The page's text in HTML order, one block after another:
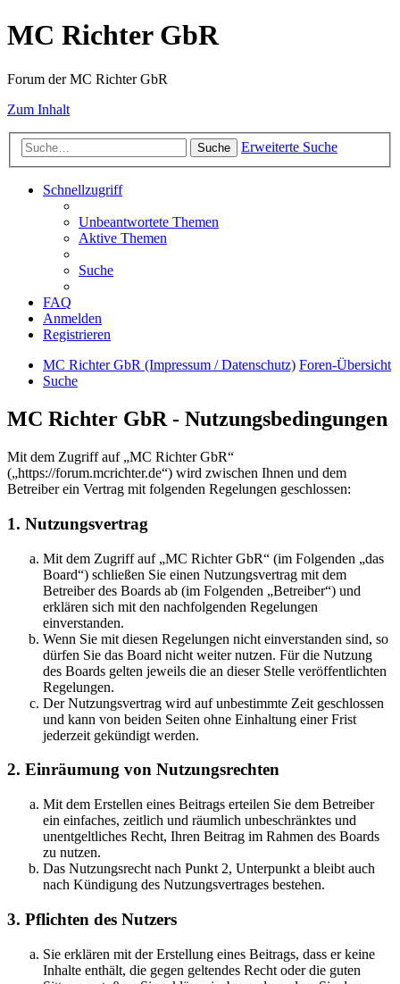
MC Richter GbR
Forum der MC Richter GbR
Zum Inhalt
Suche Erweiterte Suche
Schnellzugriff
Unbeantwortete Themen
Aktive Themen
Suche
FAQ
Anmelden
Registrieren
MC Richter GbR (Impressum / Datenschutz) Foren-Übersicht
Suche
MC Richter GbR - Nutzungsbedingungen
Mit dem Zugriff auf „MC Richter GbR“
(„https://forum.mcrichter.de“) wird zwischen Ihnen und dem
Betreiber ein Vertrag mit folgenden Regelungen geschlossen:
1. Nutzungsvertrag
Mit dem Zugriff auf „MC Richter GbR“ (im Folgenden „das
Board“) schließen Sie einen Nutzungsvertrag mit dem
Betreiber des Boards ab (im Folgenden „Betreiber“) und
erklären sich mit den nachfolgenden Regelungen
einverstanden.
Wenn Sie mit diesen Regelungen nicht einverstanden sind, so
dürfen Sie das Board nicht weiter nutzen. Für die Nutzung
des Boards gelten jeweils die an dieser Stelle veröffentlichten
Regelungen.
Der Nutzungsvertrag wird auf unbestimmte Zeit geschlossen
und kann von beiden Seiten ohne Einhaltung einer Frist
jederzeit gekündigt werden.
2. Einräumung von Nutzungsrechten
Mit dem Erstellen eines Beitrags erteilen Sie dem Betreiber
ein einfaches, zeitlich und räumlich unbeschränktes und
unentgeltliches Recht, Ihren Beitrag im Rahmen des Boards
zu nutzen.
Das Nutzungsrecht nach Punkt 2, Unterpunkt a bleibt auch
nach Kündigung des Nutzungsvertrages bestehen.
3. Pflichten des Nutzers
Sie erklären mit der Erstellung eines Beitrags, dass er keine
Inhalte enthält, die gegen geltendes Recht oder die guten